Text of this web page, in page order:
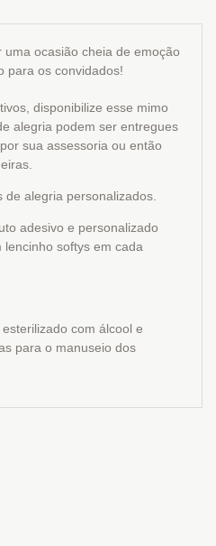
ocasião cheia de emoção
para os convidados!
disponibilize esse mimo
alegria podem ser entregues
sua assessoria ou então
alegria personalizados.
adesivo e personalizado
softys em cada
com álcool e
para o manuseio dos